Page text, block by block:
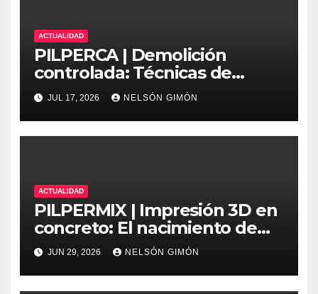
ACTUALIDAD
PILPERCA | Demolición
controlada: Técnicas de
precisión y protocolos de
seguridad en la ingeniería
moderna
JUL 17, 2026 NELSÓN GIMÓN
ACTUALIDAD
PILPERMIX | Impresión 3D en
concreto: El nacimiento de
una nueva era arquitectónica
automatizada
JUN 29, 2026 NELSÓN GIMÓN